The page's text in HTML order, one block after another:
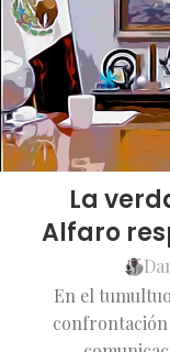
La
Alfaro
En el
confrontación